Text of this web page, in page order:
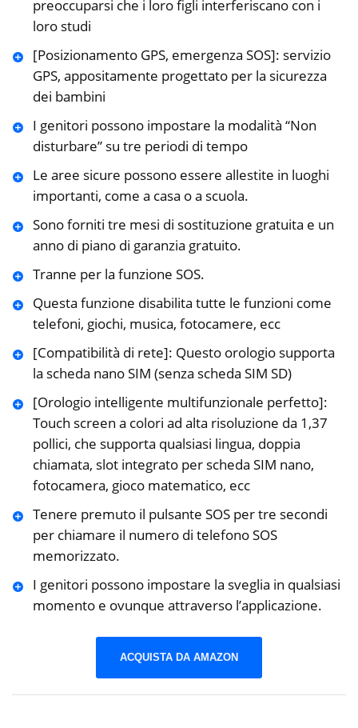
preoccuparsi che i loro figli interferiscano con i
loro studi
[Posizionamento GPS, emergenza SOS]: servizio
GPS, appositamente progettato per la sicurezza
dei bambini
I genitori possono impostare la modalità “Non
disturbare” su tre periodi di tempo
Le aree sicure possono essere allestite in luoghi
importanti, come a casa o a scuola.
Sono forniti tre mesi di sostituzione gratuita e un
anno di piano di garanzia gratuito.
Tranne per la funzione SOS.
Questa funzione disabilita tutte le funzioni come
telefoni, giochi, musica, fotocamere, ecc
[Compatibilità di rete]: Questo orologio supporta
la scheda nano SIM (senza scheda SIM SD)
[Orologio intelligente multifunzionale perfetto]:
Touch screen a colori ad alta risoluzione da 1,37
pollici, che supporta qualsiasi lingua, doppia
chiamata, slot integrato per scheda SIM nano,
fotocamera, gioco matematico, ecc
Tenere premuto il pulsante SOS per tre secondi
per chiamare il numero di telefono SOS
memorizzato.
I genitori possono impostare la sveglia in qualsiasi
momento e ovunque attraverso l’applicazione.
ACQUISTA DA AMAZON